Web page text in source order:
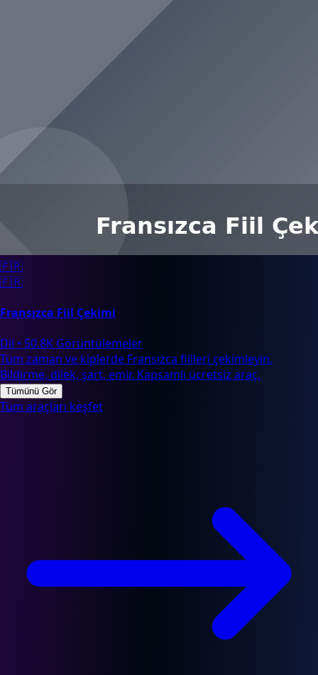
🇫🇷
🇫🇷
Fransızca Fiil Çekimi
Dil • 50.8K Görüntülemeler
Tüm zaman ve kiplerde Fransızca fiilleri çekimleyin.
Bildirme, dilek, şart, emir. Kapsamlı ücretsiz araç.
Tümünü Gör
Tüm araçları keşfet